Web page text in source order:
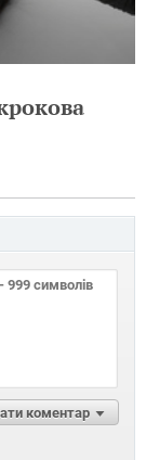
коментар